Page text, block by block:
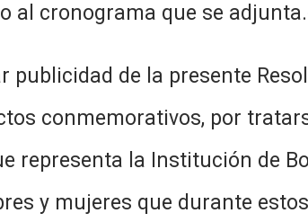
al cronograma que se
publicidad de la presente
conmemorativos, por
representa la Institución de
y mujeres que durante